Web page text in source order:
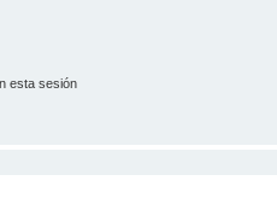
esta sesión